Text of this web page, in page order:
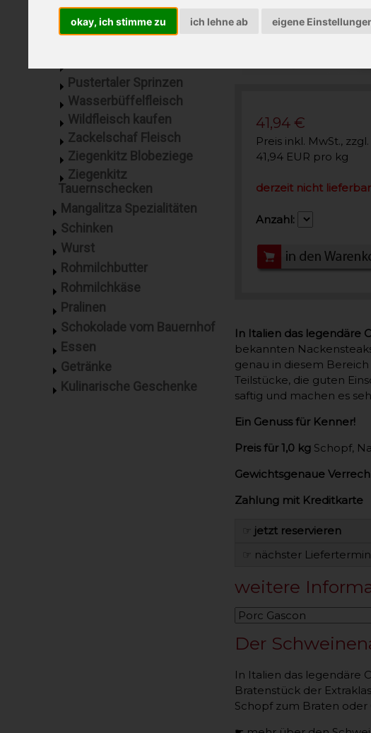
okay, ich stimme zu ich lehne ab eigene
kaufen
Lammfleisch
Pustertaler Sprinzen
Wasserbüffelfleisch
Wildfleisch kaufen
Zackelschaf Fleisch
Ziegenkitz Blobeziege
Ziegenkitz
Tauernschecken
Mangalitza Spezialitäten
Schinken
Wurst
Rohmilchbutter
Rohmilchkäse
Pralinen
Schokolade vom Bauernhof
Essen
Getränke
Kulinarische Geschenke
41,94 €
Preis inkl. MwSt., zzgl.
41,94 EUR pro kg
derzeit nicht lieferbar
Anzahl:
In Italien das legendäre
bekannten
genau in diesem
Teilstücke, die guten
saftig und machen es
Ein Genuss für Kenner!
Preis für 1,0 kg Schopf,
Gewichtsgenaue
Zahlung mit Kreditkarte
jetzt reservieren
☞ nächster Liefertermin
weitere
Der
In Italien das legendäre
Bratenstück der
Schopf zum Braten oder